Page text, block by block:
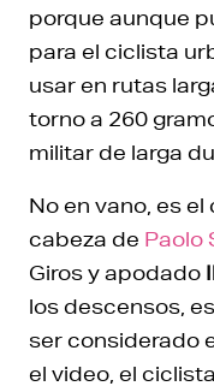
porque aunque
para el ciclista
usar en rutas
torno a 260
militar de larga
No en vano, es
cabeza de Paolo
Giros y apodado
los descensos,
ser considerado
el video, el